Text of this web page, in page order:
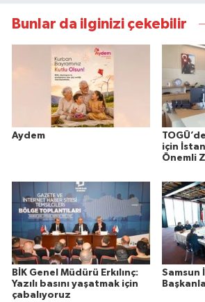
Bunlar da ilginizi çekebilir
Aydem
için
Önemli
BİK Genel Müdürü Erkılınç:
Yazılı basını yaşatmak için
çabalıyoruz
Samsun